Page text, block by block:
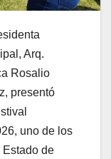
Arq.
Rosalio
presentó
uno de los
Estado de